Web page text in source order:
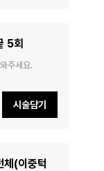
5회
주세요.
시술담기
체(이중턱